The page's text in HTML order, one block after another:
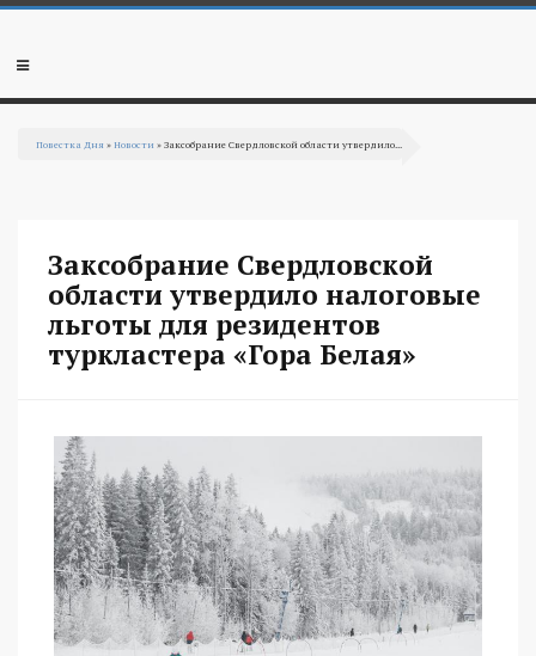
Перейти к основному содержанию
Мобильное
Повестка Дня »Новости » Заксобрание Свердловской области утвердило...
Заксобрание Свердловской
области утвердило налоговые
льготы для резидентов
туркластера «Гора Белая»